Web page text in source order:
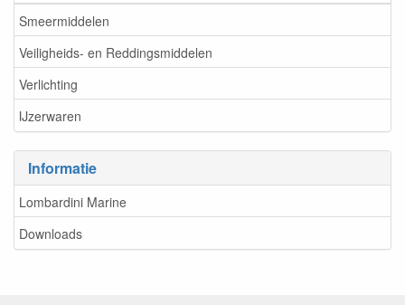
Smeermiddelen
Veiligheids- en Reddingsmiddelen
Verlichting
IJzerwaren
Informatie
Lombardini Marine
Downloads